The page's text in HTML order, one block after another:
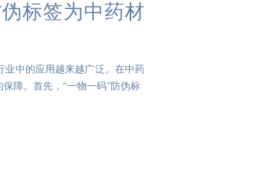
标签为中药材
业中的应用越来越广泛。在中药
障。首先，“一物一码”防伪标